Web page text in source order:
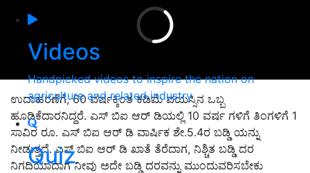
Videos
Handpicked videos to inspire the nation on
agriculture and related industry
Quiz
ಉದಾಹರಣೆಗೆ, 60 ವರ್ಷಕ್ಕಿಂತ ಕಡಿಮೆ ವಯಸ್ಸಿನ ಒಬ್ಬ
ಹೂಡಿಕೆದಾರನಿದ್ದರೆ. ಎಸ್ ಬಿಐ ಆರ್ ಡಿಯಲ್ಲಿ 10 ವರ್ಷ ಗಳಿಗೆ ತಿಂಗಳಿಗೆ 1
ಸಾವಿರ ರೂ. ಎಸ್ ಬಿಐ ಆರ್ ಡಿ ವಾರ್ಷಿಕ ಶೇ.5.4ರ ಬಡ್ಡಿ ಯನ್ನು
ನೀಡುತ್ತದೆ. ಎಸ್ ಬಿಐ ಆರ್ ಡಿ ಖಾತೆ ತೆರೆದಾಗ, ನಿಶ್ಚಿತ ಬಡ್ಡಿ ದರ
ನಿಗದಿಯಾದಾಗ ನೀವು ಅದೇ ಬಡ್ಡಿ ದರವನ್ನು ಮುಂದುವರಿಸಬೇಕು